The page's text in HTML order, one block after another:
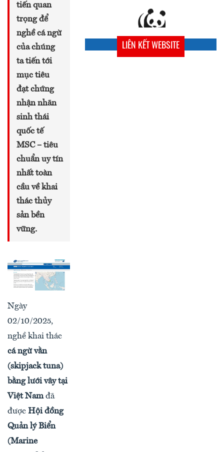
tiến quan
trọng để
nghề cá ngừ
của chúng
ta tiến tới
mục tiêu
đạt chứng
nhận nhãn
sinh thái
quốc tế
MSC – tiêu
chuẩn uy tín
nhất toàn
cầu về khai
thác thủy
sản bền
vững.
Ngày
02/10/2025,
nghề khai thác
cá ngừ vằn
(skipjack tuna)
bằng lưới vây tại
Việt Namđã
được Hội đồng
Quản lý Biển
(Marine
LIÊN KẾT WEBSITE